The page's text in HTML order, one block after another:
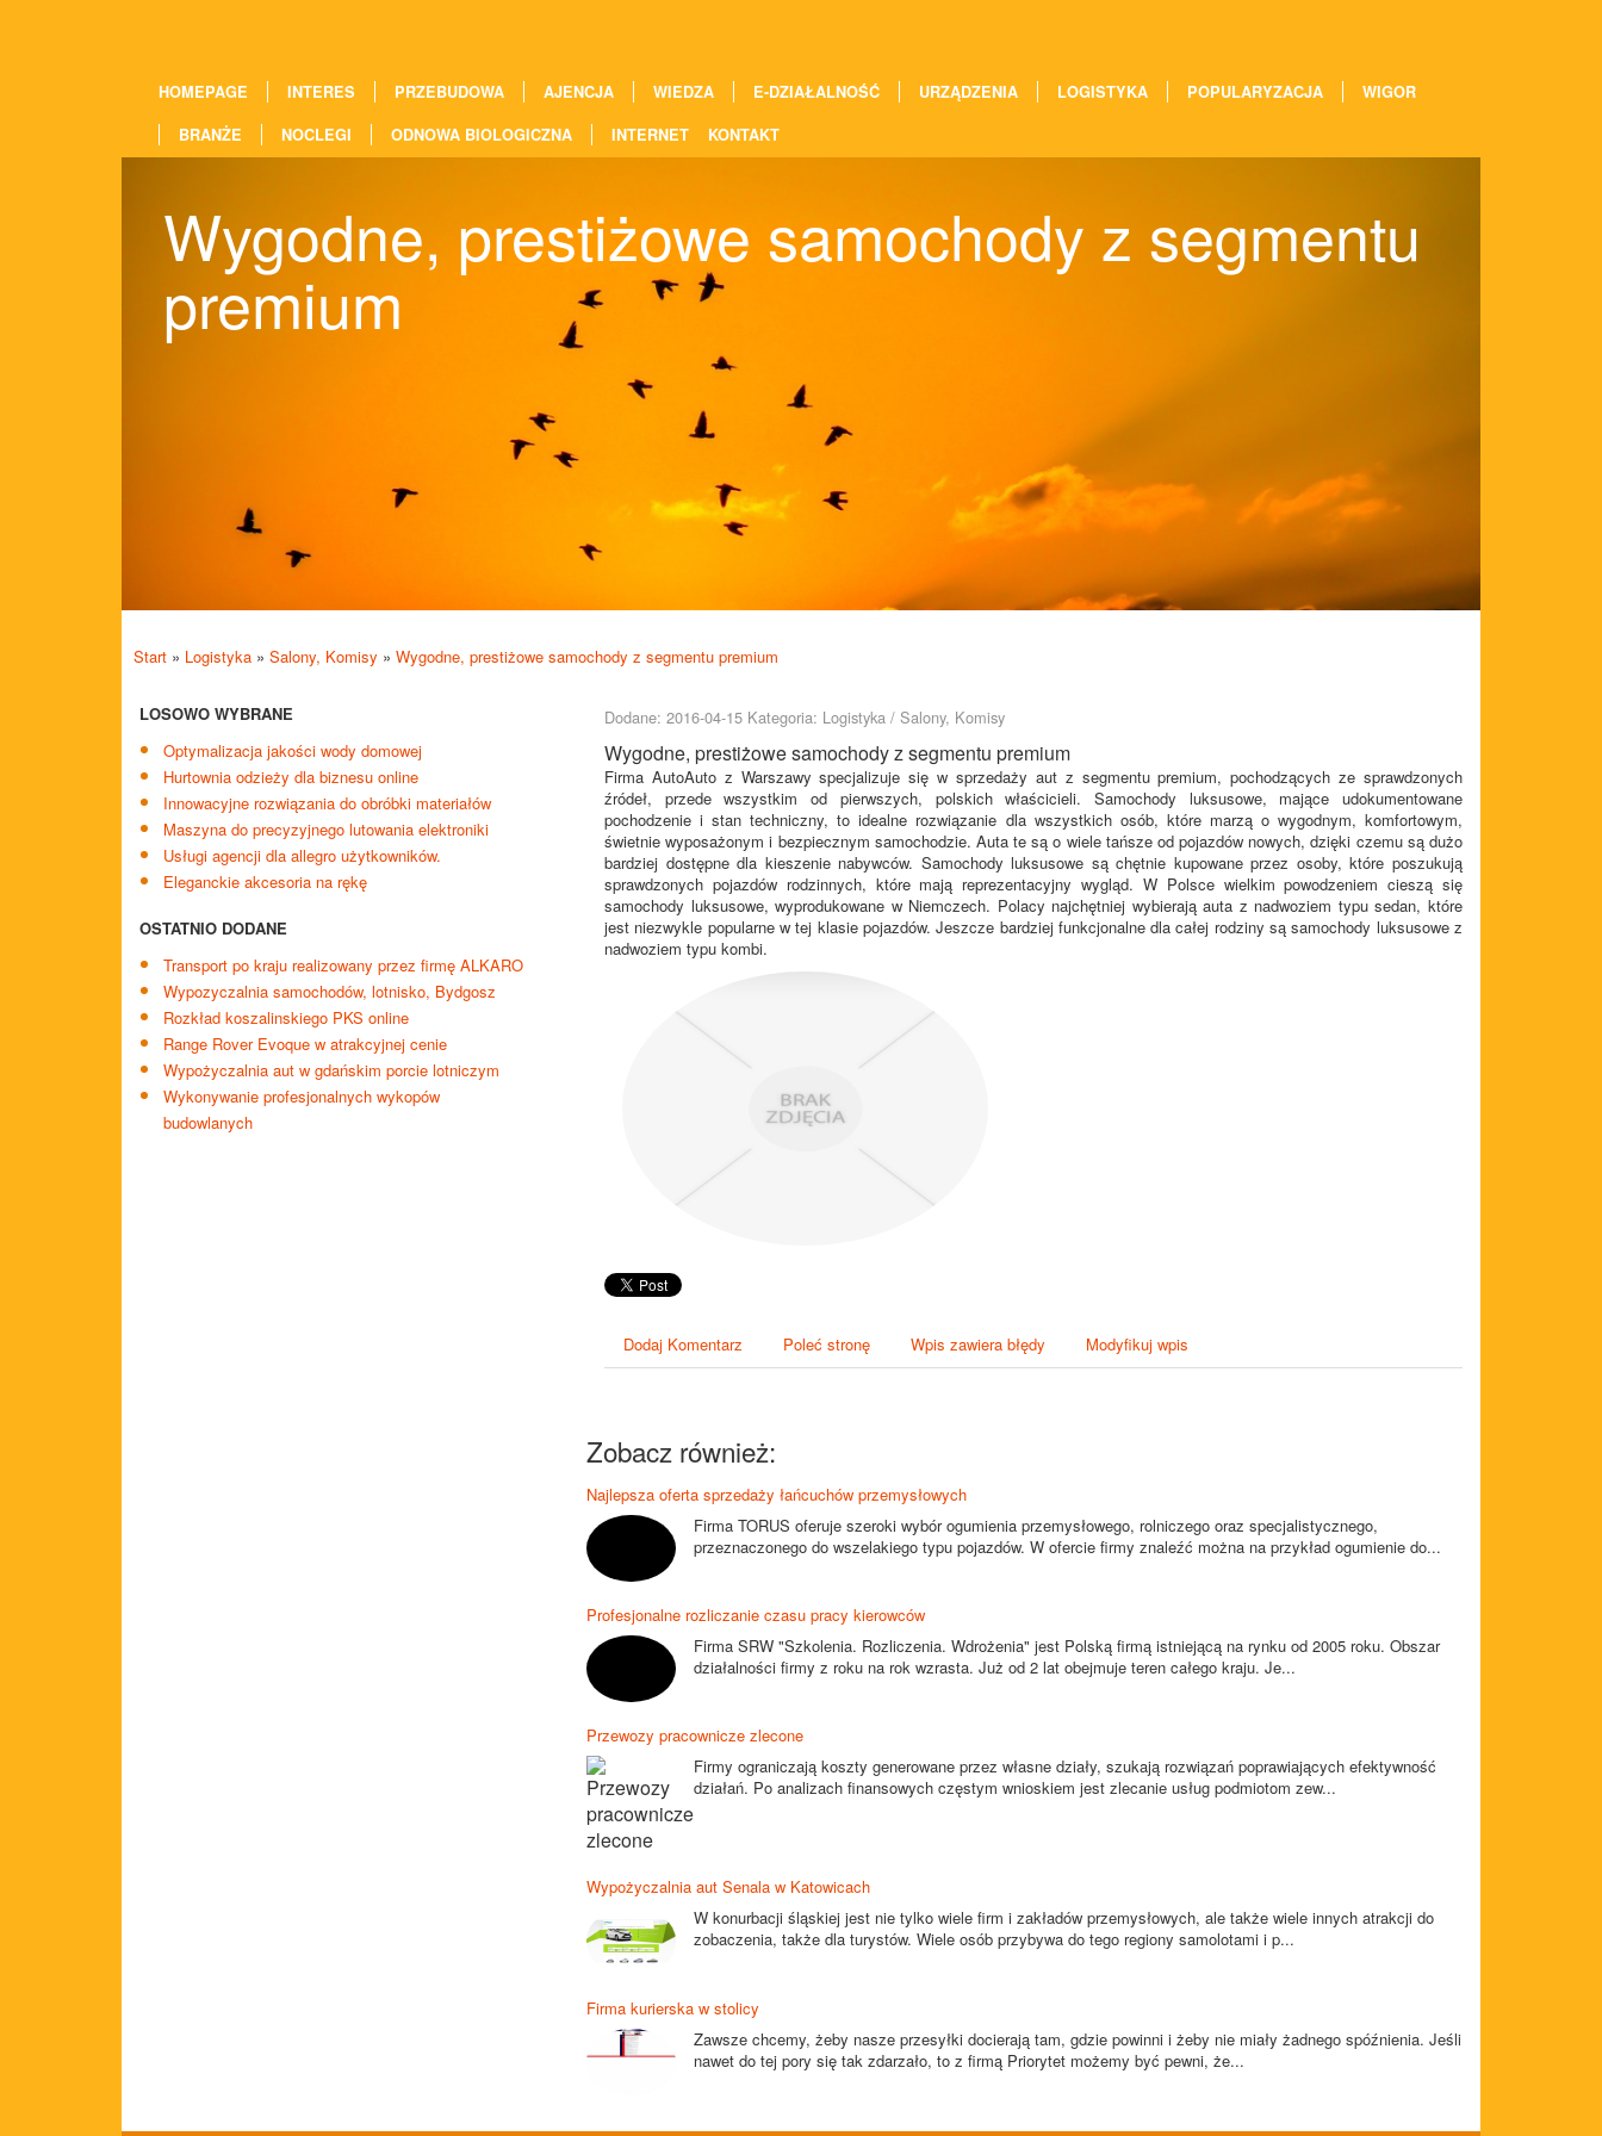
HOMEPAGE INTERES PRZEBUDOWA AJENCJA WIEDZA E-DZIAŁALNOŚĆ URZĄDZENIA LOGISTYKA POPULARYZACJA
WIGOR
BRANŻE
NOCLEGI ODNOWA BIOLOGICZNA INTERNET KONTAKT
Wygodne, prestiżowe samochody z segmentu
premium
Start » Logistyka » Salony, Komisy » Wygodne, prestiżowe samochody z segmentu premium
LOSOWO WYBRANE
Optymalizacja jakości wody domowej
Hurtownia odzieży dla biznesu online
Innowacyjne rozwiązania do obróbki materiałów
Maszyna do precyzyjnego lutowania elektroniki
Usługi agencji dla allegro użytkowników.
Eleganckie akcesoria na rękę
OSTATNIO DODANE
Transport po kraju realizowany przez firmę ALKARO
Wypozyczalnia samochodów, lotnisko, Bydgosz
Rozkład koszalinskiego PKS online
Range Rover Evoque w atrakcyjnej cenie
Wypożyczalnia aut w gdańskim porcie lotniczym
Wykonywanie profesjonalnych wykopów
budowlanych
Dodane: 2016-04-15 Kategoria: Logistyka / Salony, Komisy
Wygodne, prestiżowe samochody z segmentu premium
Firma AutoAuto z Warszawy specjalizuje się w sprzedaży aut z segmentu premium, pochodzących ze sprawdzonych
źródeł, przede wszystkim od pierwszych, polskich właścicieli. Samochody luksusowe, mające udokumentowane
pochodzenie i stan techniczny, to idealne rozwiązanie dla wszystkich osób, które marzą o wygodnym, komfortowym,
świetnie wyposażonym i bezpiecznym samochodzie. Auta te są o wiele tańsze od pojazdów nowych, dzięki czemu są dużo
bardziej dostępne dla kieszenie nabywców. Samochody luksusowe są chętnie kupowane przez osoby, które poszukują
sprawdzonych pojazdów rodzinnych, które mają reprezentacyjny wygląd. W Polsce wielkim powodzeniem cieszą się
samochody luksusowe, wyprodukowane w Niemczech. Polacy najchętniej wybierają auta z nadwoziem typu sedan, które
jest niezwykle popularne w tej klasie pojazdów. Jeszcze bardziej funkcjonalne dla całej rodziny są samochody luksusowe z
nadwoziem typu kombi.
Dodaj Komentarz Poleć stronę Wpis zawiera błędy Modyfikuj wpis
Zobacz również:
Najlepsza oferta sprzedaży łańcuchów przemysłowych
Firma TORUS oferuje szeroki wybór ogumienia przemysłowego, rolniczego oraz specjalistycznego,
przeznaczonego do wszelakiego typu pojazdów. W ofercie firmy znaleźć można na przykład ogumienie do...
Profesjonalne rozliczanie czasu pracy kierowców
Firma SRW "Szkolenia. Rozliczenia. Wdrożenia" jest Polską firmą istniejącą na rynku od 2005 roku. Obszar
działalności firmy z roku na rok wzrasta. Już od 2 lat obejmuje teren całego kraju. Je...
Przewozy pracownicze zlecone
Firmy ograniczają koszty generowane przez własne działy, szukają rozwiązań poprawiających efektywność
działań. Po analizach finansowych częstym wnioskiem jest zlecanie usług podmiotom zew...
Wypożyczalnia aut Senala w Katowicach
W konurbacji śląskiej jest nie tylko wiele firm i zakładów przemysłowych, ale także wiele innych atrakcji do
zobaczenia, także dla turystów. Wiele osób przybywa do tego regiony samolotami i p...
Firma kurierska w stolicy
Zawsze chcemy, żeby nasze przesyłki docierają tam, gdzie powinni i żeby nie miały żadnego spóźnienia. Jeśli
nawet do tej pory się tak zdarzało, to z firmą Priorytet możemy być pewni, że...